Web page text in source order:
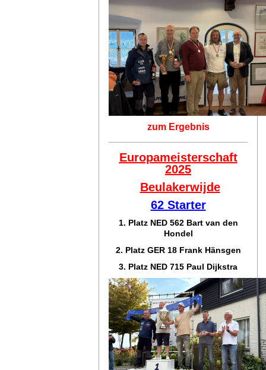
zum Ergebnis
Europameisterschaft
2025
Beulakerwijde
62 Starter
1. Platz NED 562 Bart van den
Hondel
2. Platz GER 18 Frank Hänsgen
3. Platz NED 715 Paul Dijkstra